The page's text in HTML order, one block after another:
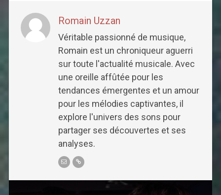
Romain Uzzan
Véritable passionné de musique,
Romain est un chroniqueur aguerri
sur toute l'actualité musicale. Avec
une oreille affûtée pour les
tendances émergentes et un amour
pour les mélodies captivantes, il
explore l'univers des sons pour
partager ses découvertes et ses
analyses.